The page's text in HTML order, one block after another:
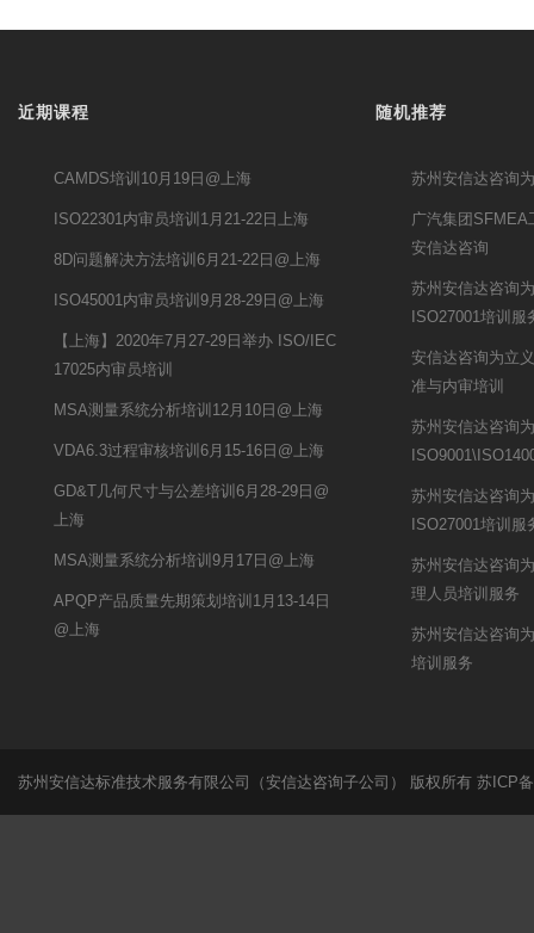
近期课程
CAMDS培训10月19日@上海
ISO22301内审员培训1月21-22日上海
8D问题解决方法培训6月21-22日@上海
ISO45001内审员培训9月28-29日@上海
【上海】2020年7月27-29日举办 ISO/IEC
17025内审员培训
MSA测量系统分析培训12月10日@上海
VDA6.3过程审核培训6月15-16日@上海
GD&T几何尺寸与公差培训6月28-29日@
上海
MSA测量系统分析培训9月17日@上海
APQP产品质量先期策划培训1月13-14日
@上海
随机推荐
苏州安信达咨询
广汽集团SFMEA
安信达咨询
苏州安信达咨询
ISO27001培训服
安信达咨询为立
准与内审培训
苏州安信达咨询
苏州安信达咨询
ISO27001培训服
苏州安信达咨询
理人员培训服务
苏州安信达咨询
培训服务
苏州安信达标准技术服务有限公司（安信达咨询子公司） 版权所有 苏ICP